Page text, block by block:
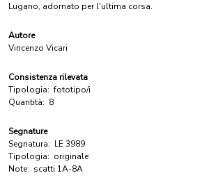
Lugano, adornato per l'ultima corsa.
Autore
Vincenzo Vicari
Consistenza rilevata
Tipologia: fototipo/i
Quantità: 8
Segnature
Segnatura: LE 3989
Tipologia: originale
Note: scatti 1A-8A